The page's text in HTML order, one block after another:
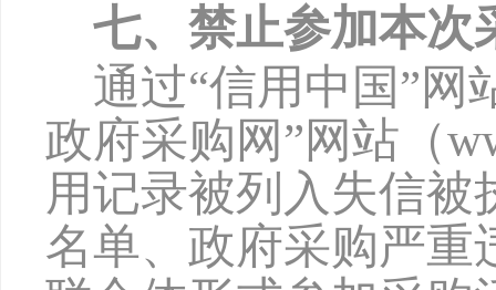
七、禁止参加本次
通过“信用中国”网
政府采购网”网站（
用记录被列入失信
名单、政府采购严重